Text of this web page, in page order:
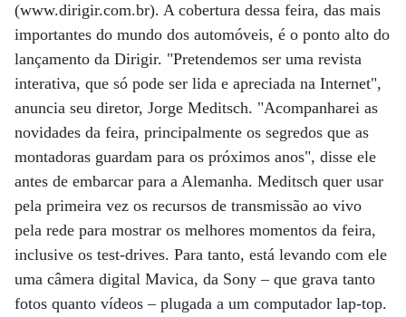
(www.dirigir.com.br). A cobertura dessa feira, das mais
importantes do mundo dos automóveis, é o ponto alto do
lançamento da Dirigir. "Pretendemos ser uma revista
interativa, que só pode ser lida e apreciada na Internet",
anuncia seu diretor, Jorge Meditsch. "Acompanharei as
novidades da feira, principalmente os segredos que as
montadoras guardam para os próximos anos", disse ele
antes de embarcar para a Alemanha. Meditsch quer usar
pela primeira vez os recursos de transmissão ao vivo
pela rede para mostrar os melhores momentos da feira,
inclusive os test-drives. Para tanto, está levando com ele
uma câmera digital Mavica, da Sony – que grava tanto
fotos quanto vídeos – plugada a um computador lap-top.